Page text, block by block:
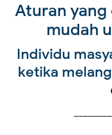
Aturan
mudah
Individu
ketika